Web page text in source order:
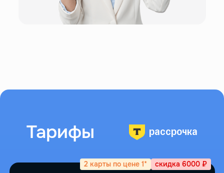
Тарифы рассрочка
2 карты по цене 1* скидка 6000 ₽